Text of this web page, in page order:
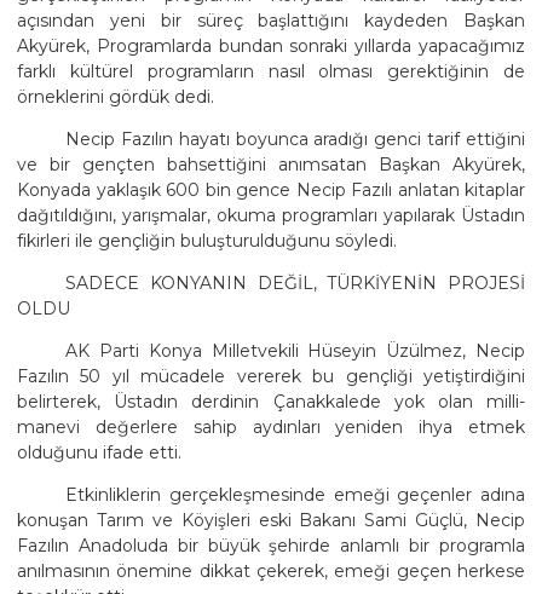
açısından yeni bir süreç başlattığını kaydeden Başkan
Akyürek, Programlarda bundan sonraki yıllarda yapacağımız
farklı kültürel programların nasıl olması gerektiğinin de
örneklerini gördük dedi.
Necip Fazılın hayatı boyunca aradığı genci tarif ettiğini
ve bir gençten bahsettiğini anımsatan Başkan Akyürek,
Konyada yaklaşık 600 bin gence Necip Fazılı anlatan kitaplar
dağıtıldığını, yarışmalar, okuma programları yapılarak Üstadın
fikirleri ile gençliğin buluşturulduğunu söyledi.
SADECE KONYANIN DEĞİL, TÜRKİYENİN PROJESİ
OLDU
AK Parti Konya Milletvekili Hüseyin Üzülmez, Necip
Fazılın 50 yıl mücadele vererek bu gençliği yetiştirdiğini
belirterek, Üstadın derdinin Çanakkalede yok olan milli-
manevi değerlere sahip aydınları yeniden ihya etmek
olduğunu ifade etti.
Etkinliklerin gerçekleşmesinde emeği geçenler adına
konuşan Tarım ve Köyişleri eski Bakanı Sami Güçlü, Necip
Fazılın Anadoluda bir büyük şehirde anlamlı bir programla
anılmasının önemine dikkat çekerek, emeği geçen herkese